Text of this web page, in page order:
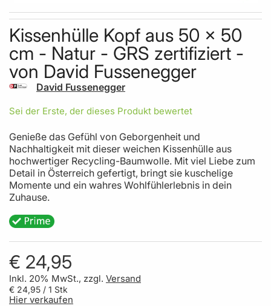
Skip to the beginning of the images gallery
Kissenhülle Kopf aus 50 x 50
cm - Natur - GRS zertifiziert -
von David Fussenegger
David Fussenegger
Sei der Erste, der dieses Produkt bewertet
Genieße das Gefühl von Geborgenheit und
Nachhaltigkeit mit dieser weichen Kissenhülle aus
hochwertiger Recycling-Baumwolle. Mit viel Liebe zum
Detail in Österreich gefertigt, bringt sie kuschelige
Momente und ein wahres Wohlfühlerlebnis in dein
Zuhause.
€ 24,95
Inkl. 20% MwSt., zzgl. Versand
€ 24,95 / 1 Stk
Hier verkaufen